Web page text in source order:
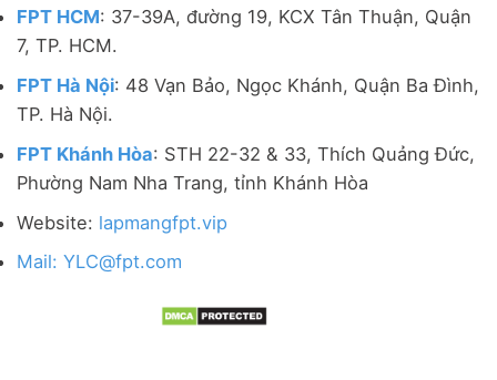
FPT HCM: 37-39A, đường 19, KCX Tân Thuận, Quận
7, TP. HCM.
FPT Hà Nội: 48 Vạn Bảo, Ngọc Khánh, Quận Ba Đình,
TP. Hà Nội.
FPT Khánh Hòa: STH 22-32 & 33, Thích Quảng Đức,
Phường Nam Nha Trang, tỉnh Khánh Hòa
Website: lapmangfpt.vip
Mail: YLC@fpt.com